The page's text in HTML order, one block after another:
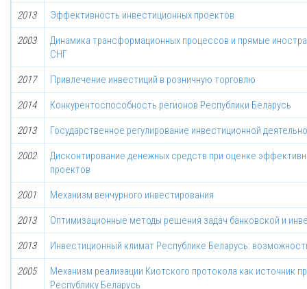
2013 Эффективность инвестиционных проектов
2003
Динамика трансформационных процессов и прямые
СНГ
2017 Привлечение инвестиций в розничную торговлю
2014 Конкурентоспособность регионов Республики Беларусь
2013 Государственное регулирование инвестиционной
2002
Дисконтирование денежных средств при оценке
проектов
2001 Механизм венчурного инвестирования
2013 Оптимизационные методы решения задач банковской и
2013 Инвестиционный климат Республике Беларусь:
2005
Механизм реализации Киотского протокола как источник
Республику Беларусь